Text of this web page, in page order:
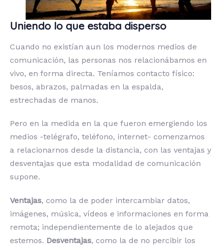
Uniendo lo que estaba disperso
Cuando no existían aun los modernos medios de
comunicación, las personas nos relacionábamos en
vivo, en forma directa. Teníamos contacto físico:
besos, abrazos, palmadas en la espalda,
estrechadas de manos.
Pero en la medida en la que fueron emergiendo los
medios -telégrafo, teléfono, internet- comenzamos
a relacionarnos desde la distancia, con las ventajas y
desventajas que esta modalidad de comunicación
supone.
Ventajas, como la de poder intercambiar datos,
imágenes, música, vídeos e informaciones en forma
remota; independientemente de lo alejados que
estemos. Desventajas, como la de no percibir los